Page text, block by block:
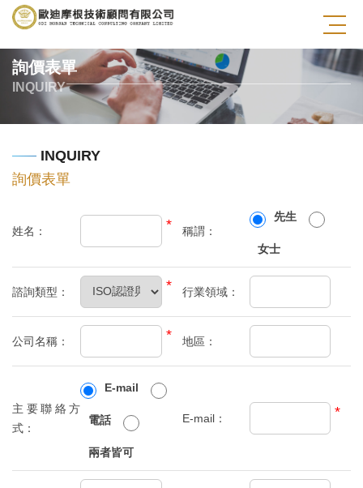
詢價表單
INQUIRY
INQUIRY
詢價表單
姓名： * 稱謂：
先生
女士
諮詢類型： * 行業領域：
公司名稱： * 地區：
主要聯絡方
式：
E-mail
電話
兩者皆可
E-mail： *